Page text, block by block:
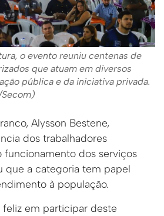
o evento reuniu centenas de
que atuam em diversos
pública e da iniciativa privada.
Alysson Bestene,
dos trabalhadores
funcionamento dos serviços
que a categoria tem papel
à população.
em participar deste